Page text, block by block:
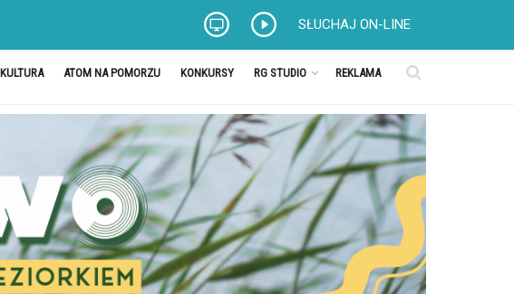
SŁUCHAJ ON-LINE
KULTURA ATOM NA POMORZU KONKURSY RG STUDIO REKLAMA